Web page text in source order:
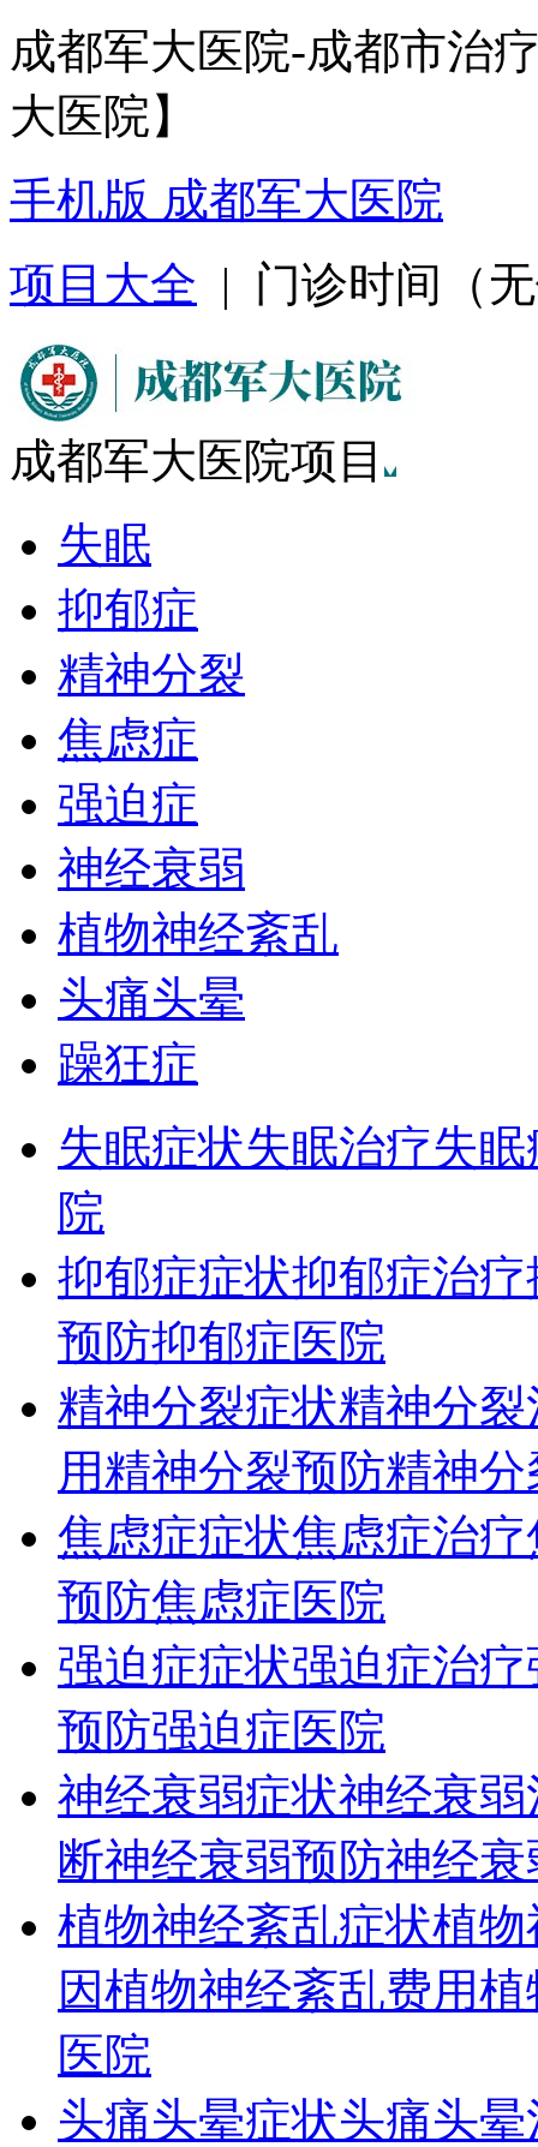
成都军大医院-成都市治
大医院】
手机版 成都军大医院
项目大全 | 门诊时间（
成都军大医院项目
失眠
抑郁症
精神分裂
焦虑症
强迫症
神经衰弱
植物神经紊乱
头痛头晕
躁狂症
失眠症状失眠治疗失
院
抑郁症症状抑郁症治疗
预防抑郁症医院
精神分裂症状精神分裂
用精神分裂预防精神
焦虑症症状焦虑症治疗
预防焦虑症医院
强迫症症状强迫症治疗
预防强迫症医院
神经衰弱症状神经衰弱
断神经衰弱预防神经
植物神经紊乱症状植物
因植物神经紊乱费用植
医院
头痛头晕症状头痛头